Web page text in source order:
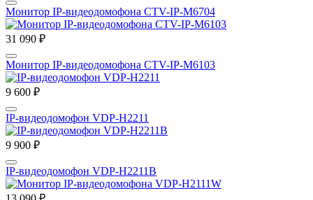
Монитор IP-видеодомофона CTV-IP-M6704
31 090 ₽
Монитор IP-видеодомофона CTV-IP-M6103
9 600 ₽
IP-видеодомофон VDP-H2211
9 900 ₽
IP-видеодомофон VDP-H2211B